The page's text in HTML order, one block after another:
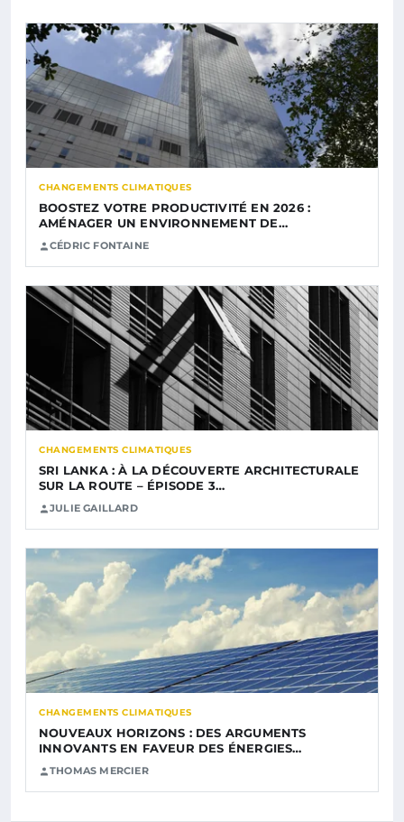
CHANGEMENTS CLIMATIQUES
BOOSTEZ VOTRE PRODUCTIVITÉ EN 2026 :
AMÉNAGER UN ENVIRONNEMENT DE…
CÉDRIC FONTAINE
CHANGEMENTS CLIMATIQUES
SRI LANKA : À LA DÉCOUVERTE ARCHITECTURALE
SUR LA ROUTE – ÉPISODE 3…
JULIE GAILLARD
CHANGEMENTS CLIMATIQUES
NOUVEAUX HORIZONS : DES ARGUMENTS
INNOVANTS EN FAVEUR DES ÉNERGIES…
THOMAS MERCIER